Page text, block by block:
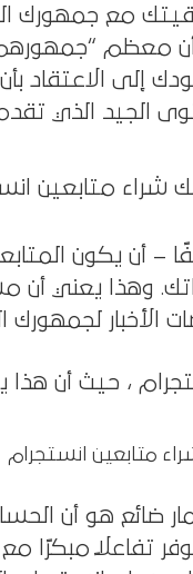
مع جمهورك
معظم “جمهورهم
إلى الاعتقاد
شراء متابعين
أن يكون
وهذا يعني أن
ضائع هو أن
تفاعلًا مبكرًا